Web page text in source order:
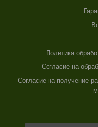
Политика
Согласие на
Согласие на получение